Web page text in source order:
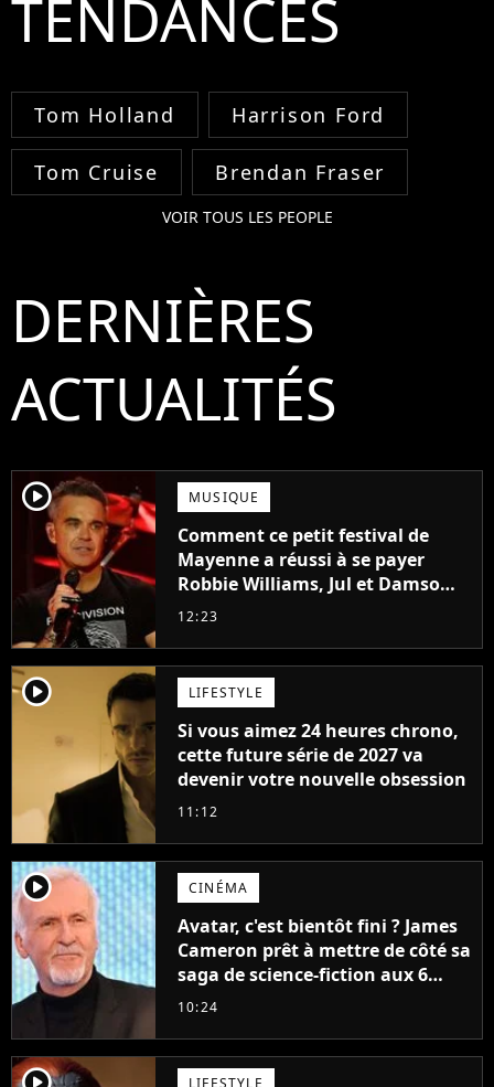
TENDANCES
Tom Holland Harrison Ford
Tom Cruise Brendan Fraser
VOIR TOUS LES PEOPLE
DERNIÈRES
ACTUALITÉS
player2 MUSIQUE
Comment ce petit festival de
Mayenne a réussi à se payer
Robbie Williams, Jul et Damso
cette année ?
12:23
player2 LIFESTYLE
Si vous aimez 24 heures chrono,
cette future série de 2027 va
devenir votre nouvelle obsession
11:12
player2 CINÉMA
Avatar, c'est bientôt fini ? James
Cameron prêt à mettre de côté sa
saga de science-fiction aux 6
milliards de recettes
10:24
LIFESTYLE